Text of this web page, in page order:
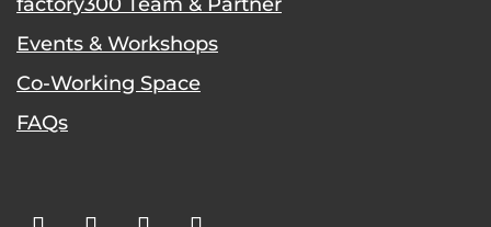
Events & Workshops
Co-Working Space
FAQs